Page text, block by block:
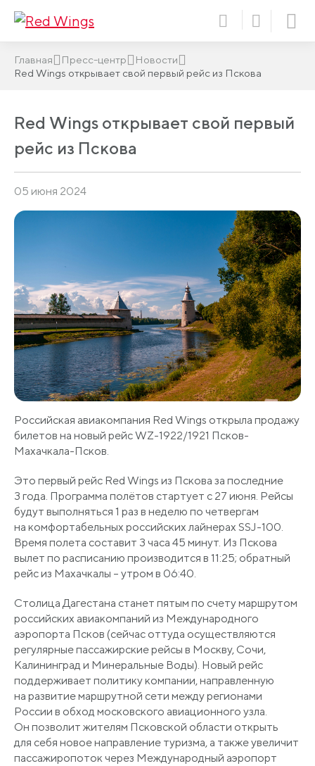
Главная Пресс-центр
Новости
Red Wings открывает свой первый рейс из Пскова
Red Wings открывает свой первый
рейс из Пскова
05 июня 2024
Российская авиакомпания Red Wings открыла продажу
билетов на новый рейс WZ-1922/1921 Псков-
Махачкала-Псков.
Это первый рейс Red Wings из Пскова за последние
3 года. Программа полётов стартует с 27 июня. Рейсы
будут выполняться 1 раз в неделю по четвергам
на комфортабельных российских лайнерах SSJ-100.
Время полета составит 3 часа 45 минут. Из Пскова
вылет по расписанию производится в 11:25; обратный
рейс из Махачкалы – утром в 06:40.
Столица Дагестана станет пятым по счету маршрутом
российских авиакомпаний из Международного
аэропорта Псков (сейчас оттуда осуществляются
регулярные пассажирские рейсы в Москву, Сочи,
Калининград и Минеральные Воды). Новый рейс
поддерживает политику компании, направленную
на развитие маршрутной сети между регионами
России в обход московского авиационного узла.
Он позволит жителям Псковской области открыть
для себя новое направление туризма, а также увеличит
пассажиропоток через Международный аэропорт